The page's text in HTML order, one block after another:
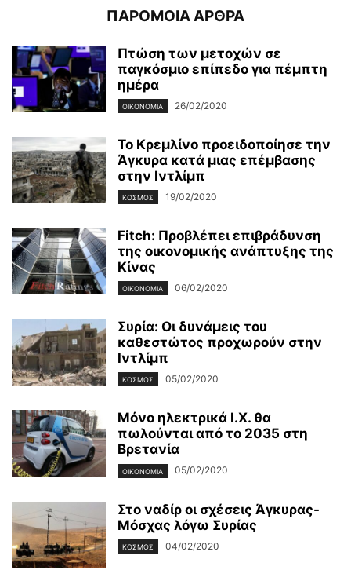
ΠΑΡΟΜΟΙΑ ΑΡΘΡΑ
Πτώση των μετοχών σε
παγκόσμιο επίπεδο για πέμπτη
ημέρα
ΟΙΚΟΝΟΜΊΑ 26/02/2020
Το Κρεμλίνο προειδοποίησε την
Άγκυρα κατά μιας επέμβασης
στην Ιντλίμπ
ΚΌΣΜΟΣ 19/02/2020
Fitch: Προβλέπει επιβράδυνση
της οικονομικής ανάπτυξης της
Κίνας
ΟΙΚΟΝΟΜΊΑ 06/02/2020
Συρία: Οι δυνάμεις του
καθεστώτος προχωρούν στην
Ιντλίμπ
ΚΌΣΜΟΣ 05/02/2020
Μόνο ηλεκτρικά Ι.Χ. θα
πωλούνται από το 2035 στη
Βρετανία
ΟΙΚΟΝΟΜΊΑ 05/02/2020
Στο ναδίρ οι σχέσεις Άγκυρας-
Μόσχας λόγω Συρίας
ΚΌΣΜΟΣ 04/02/2020